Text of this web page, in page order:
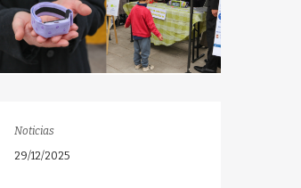
Noticias
29/12/2025